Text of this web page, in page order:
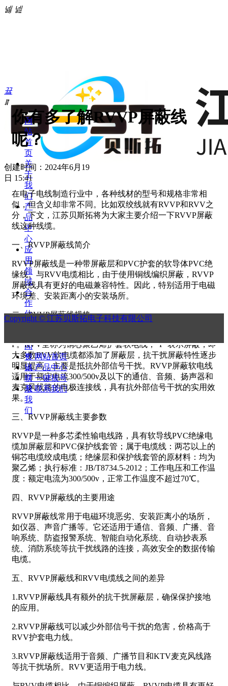
넳 넲
끀
ꁲ
网
站
首
页
关
于
我
们
产
品
中
心
应
用
领
域
合
作
伙
伴
闻
资
讯
联
系
我
们
你有多了解RVVP屏蔽线
呢？
创建时间： 2024年6月19
日 15:41
在电子电线制造行业中，各种线材的型号和规格非常相
似，但含义却非常不同。比如双绞线就有RVVP和RVV之
分，下文，江苏贝斯拓将为大家主要介绍一下RVVP屏蔽
线这种线缆。
一、RVVP屏蔽线简介
RVVP屏蔽线是一种带屏蔽层和PVC护套的软导体PVC绝
缘线。与RVV电缆相比，由于使用铜线编织屏蔽，RVVP
屏蔽线具有更好的电磁兼容特性。因此，特别适用于电磁
环境差、安装距离小的安装场所。
二、RVVP屏蔽线规格
P。RVV全称为铜芯聚乙烯护套软电线，“P”表示屏蔽，即
大多数RVV软电缆都添加了屏蔽层，抗干扰屏蔽特性逐步
明显提高，主要是抵抗外部信号干扰。RVVP屏蔽软电线
适用于额定电流300/500v及以下的通信、音频、扬声器和
麦克风线路的电极连接线，具有抗外部信号干扰的实用效
果。
三、RVVP屏蔽线主要参数
RVVP是一种多芯柔性输电线路，具有软导线PVC绝缘电
缆加屏蔽层和PVC保护线套管；属于电缆线：两芯以上的
铜芯电缆绞成电缆；绝缘层和保护线套管的原材料：均为
聚乙烯；执行标准：JB/T8734.5-2012；工作电压和工作温
度：额定电流为300/500v，正常工作温度不超过70℃。
四、RVVP屏蔽线的主要用途
RVVP屏蔽线常用于电磁环境恶劣、安装距离小的场所，
如仪器、声音广播等。它还适用于通信、音频、广播、音
响系统、防盗报警系统、智能自动化系统、自动抄表系
统、消防系统等抗干扰线路的连接，高效安全的数据传输
电缆。
五、RVVP屏蔽线和RVV电缆线之间的差异
1.RVVP屏蔽线具有额外的抗干扰屏蔽层，确保保护接地
的应用。
2.RVVP屏蔽线可以减少外部信号干扰的危害，价格高于
RVV护套电力线。
3.RVVP屏蔽线适用于音频、广播节目和KTV麦克风线路
等抗干扰场所。RVV更适用于电力线。
Copyright © 江苏贝斯拓电子科技有限公司
낀 网站首页
넒 产品中心
끅 一键拔号
끇 联系我们